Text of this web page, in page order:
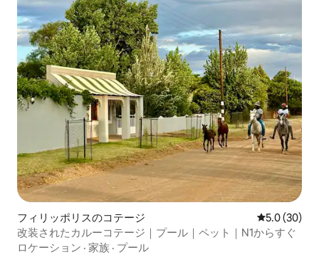
フィリッポリスのコテージ レビュー30
5.0 (30)
改装されたカルーコテージ｜プール｜ペット｜N1からすぐ
ロケーション · 家族 · プール